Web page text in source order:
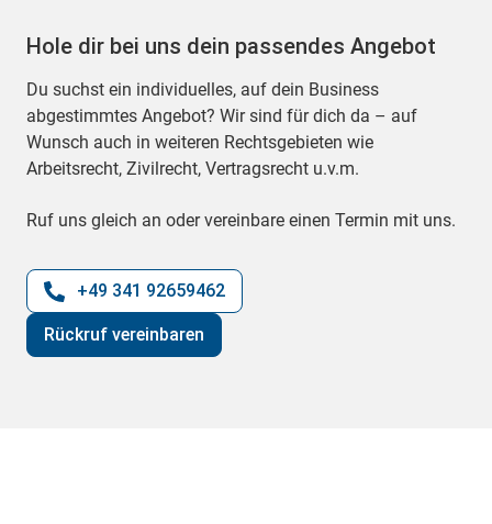
Hole dir bei uns dein passendes Angebot
Du suchst ein individuelles, auf dein Business
abgestimmtes Angebot? Wir sind für dich da – auf
Wunsch auch in weiteren Rechtsgebieten wie
Arbeitsrecht, Zivilrecht, Vertragsrecht u.v.m.
Ruf uns gleich an oder vereinbare einen Termin mit uns.
+49 341 92659462
Rückruf vereinbaren